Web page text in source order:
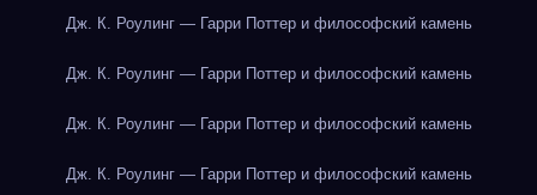
Дж. К. Роулинг — Гарри Поттер и философский камень
Дж. К. Роулинг — Гарри Поттер и философский камень
Дж. К. Роулинг — Гарри Поттер и философский камень
Дж. К. Роулинг — Гарри Поттер и философский камень